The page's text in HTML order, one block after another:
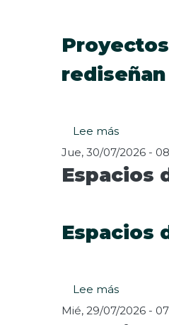
urbana
alrededor
del
vivienda
y
avenida
68
Lee más
Proyectos
por
el
Jue, 30/07/2026 -
Espacios
Espacios
Lee más
Espacios
Mié, 29/07/2026 -